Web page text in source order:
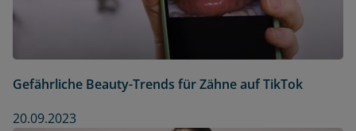
Gefährliche Beauty-Trends für Zähne auf TikTok
20.09.2023